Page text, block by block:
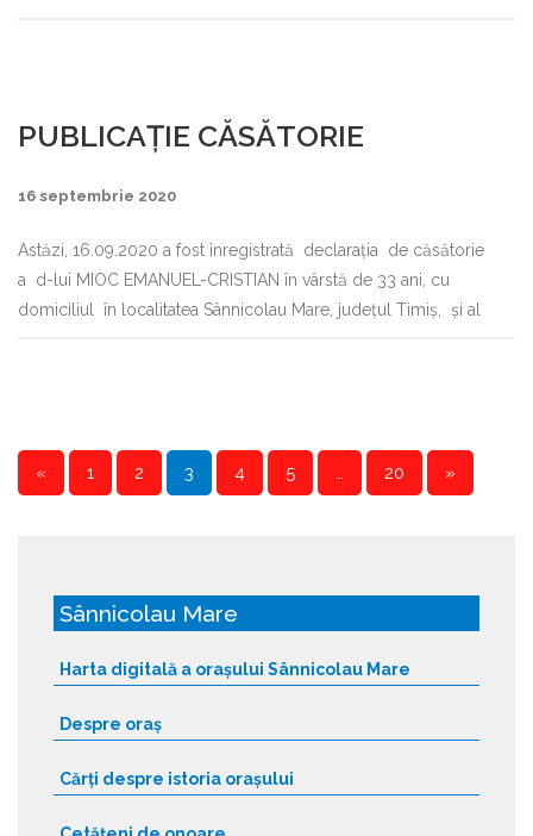
PUBLICAȚIE CĂSĂTORIE
16 septembrie 2020
Astăzi, 16.09.2020 a fost înregistrată declaraţia de căsătorie
a d-lui MIOC EMANUEL-CRISTIAN în vârstă de 33 ani, cu
domiciliul în localitatea Sânnicolau Mare, judeţul Timiş, şi al
P
« 1 2 3 4 5 20 »
Sânnicolau Mare
Harta digitală a orașului Sânnicolau Mare
Despre oraș
Cărți despre istoria orașului